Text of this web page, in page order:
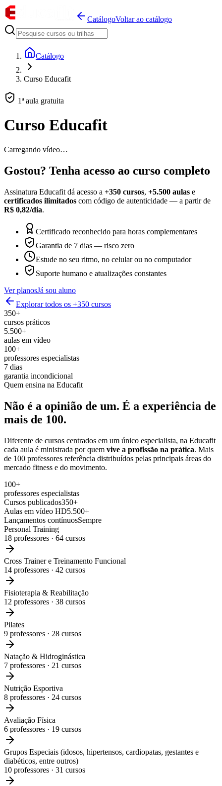
CatálogoVoltar ao catálogo
Catálogo
Curso Educafit
1ª aula gratuita
Curso Educafit
Carregando vídeo…
Gostou? Tenha acesso ao curso completo
Assinatura Educafit dá acesso a +350 cursos, +5.500 aulas e
certificados ilimitados com código de autenticidade — a partir de
R$ 0,82/dia.
Certificado reconhecido para horas complementares
Garantia de 7 dias — risco zero
Estude no seu ritmo, no celular ou no computador
Suporte humano e atualizações constantes
Ver planosJá sou aluno
Explorar todos os +350 cursos
350+
cursos práticos
5.500+
aulas em vídeo
100+
professores especialistas
7 dias
garantia incondicional
Quem ensina na Educafit
Não é a opinião de um. É a experiência de
mais de 100.
Diferente de cursos centrados em um único especialista, na Educafit
cada aula é ministrada por quem vive a profissão na prática. Mais
de 100 professores referência distribuídos pelas principais áreas do
mercado fitness e do movimento.
100+
professores especialistas
Cursos publicados350+
Aulas em vídeo HD5.500+
Lançamentos contínuosSempre
Personal Training
18 professores · 64 cursos
Cross Trainer e Treinamento Funcional
14 professores · 42 cursos
Fisioterapia & Reabilitação
12 professores · 38 cursos
Pilates
9 professores · 28 cursos
Natação & Hidroginástica
7 professores · 21 cursos
Nutrição Esportiva
8 professores · 24 cursos
Avaliação Física
6 professores · 19 cursos
Grupos Especiais (idosos, hipertensos, cardiopatas, gestantes e
diabéticos, entre outros)
10 professores · 31 cursos